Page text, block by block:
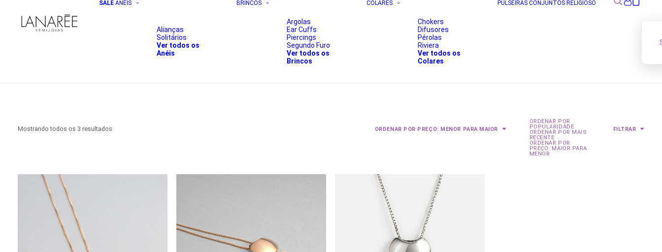
SALE ANÉIS
Alianças
Solitários
Ver todos os
Anéis
BRINCOS
Argolas
Ear Cuffs
Piercings
Segundo Furo
Ver todos os
Brincos
COLARES
Chokers
Difusores
Pérolas
Riviera
Ver todos os
Colares
PULSEIRAS CONJUNTOS RELIGIOSO
Mostrando todos os 3 resultados ORDENAR POR PREÇO: MENOR PARA MAIOR
ORDENAR POR
POPULARIDADE
ORDENAR POR MAIS
RECENTE
ORDENAR POR
PREÇO: MAIOR PARA
MENOR
FILTRAR